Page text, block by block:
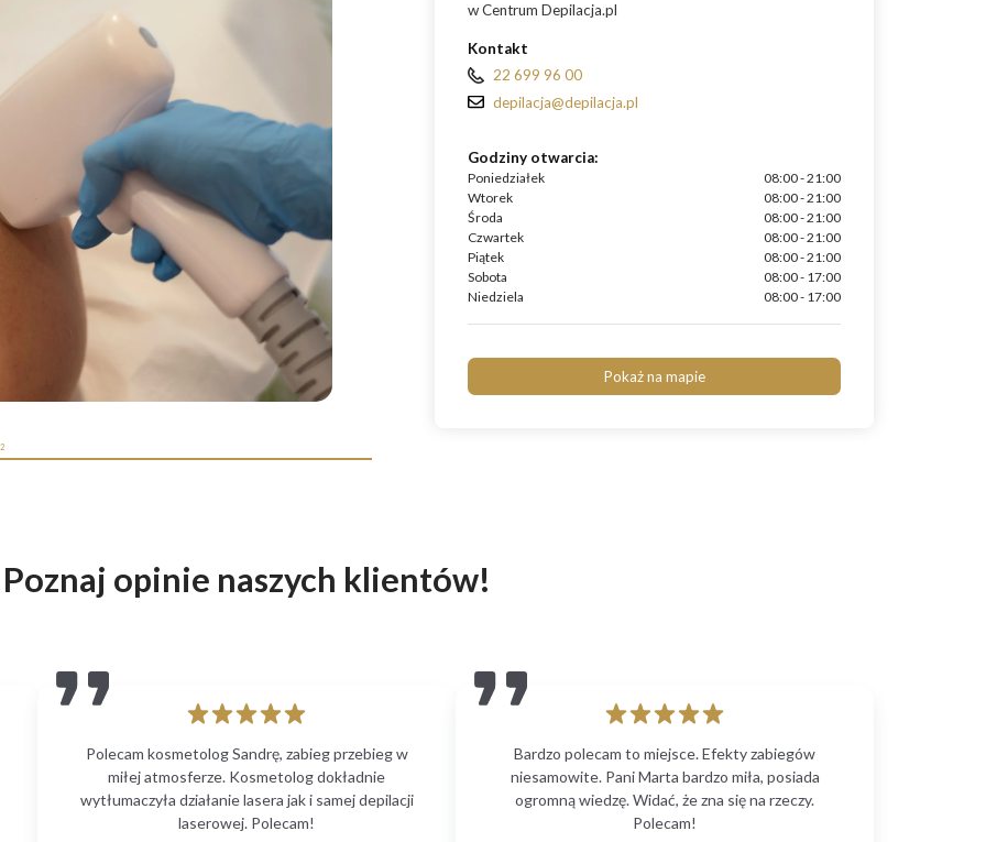
w Centrum Depilacja.pl
Kontakt
22 699 96 00
depilacja@depilacja.pl
Godziny otwarcia:
Poniedziałek
08:00 - 21:00
Wtorek
08:00 - 21:00
Środa
08:00 - 21:00
Czwartek
08:00 - 21:00
Piątek
08:00 - 21:00
Sobota
08:00 - 17:00
Niedziela
08:00 - 17:00
Pokaż na mapie
Poznaj opinie naszych klientów!
Polecam kosmetolog Sandrę, zabieg przebieg w
miłej atmosferze. Kosmetolog dokładnie
wytłumaczyła działanie lasera jak i samej depilacji
laserowej. Polecam!
Bardzo polecam to miejsce. Efekty zabiegów
niesamowite. Pani Marta bardzo miła, posiada
ogromną wiedzę. Widać, że zna się na rzeczy.
Polecam!